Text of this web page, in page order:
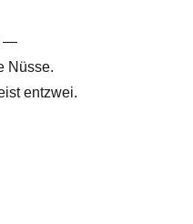
—
Nüsse.
entzwei.